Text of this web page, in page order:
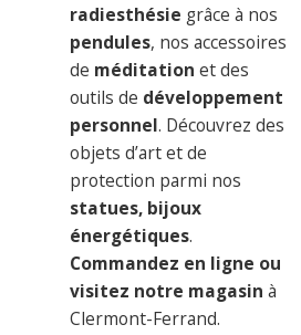
radiesthésie grâce à nos
pendules, nos accessoires
de méditation et des
outils de développement
personnel. Découvrez des
objets d’art et de
protection parmi nos
statues, bijoux
énergétiques.
Commandez en ligne ou
visitez notre magasinà
Clermont-Ferrand.